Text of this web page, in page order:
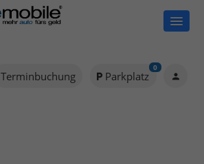
Terminbuchung Parkplatz
0